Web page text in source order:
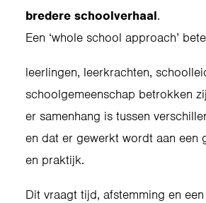
bredere schoolverhaal.
Een ‘whole school approach’
leerlingen, leerkrachten,
schoolgemeenschap betrokken
er samenhang is tussen
en dat er gewerkt wordt aan een
en praktijk.
Dit vraagt tijd, afstemming en